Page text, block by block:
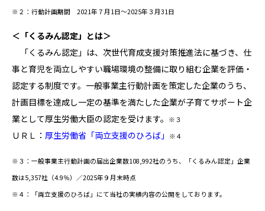
※２：行動計画期間 2021年７月1日～2025年３月31日
＜「くるみん認定」とは＞
「くるみん認定」は、次世代育成支援対策推進法に基づき、仕
事と育児を両立しやすい職場環境の整備に取り組む企業を評価・
認定する制度です。一般事業主行動計画を策定した企業のうち、
計画目標を達成し一定の基準を満たした企業が子育てサポート企
業として厚生労働大臣の認定を受けます。
※３
ＵＲＬ： 厚生労働省「両立支援のひろば」 ※４
※３：一般事業主行動計画の届出企業数108,992社のうち、「くるみん認定」企業
数は5,357社（4.9％）／2025年９月末時点
※４：「両立支援のひろば」にて当社の実績内容の公開をしております。